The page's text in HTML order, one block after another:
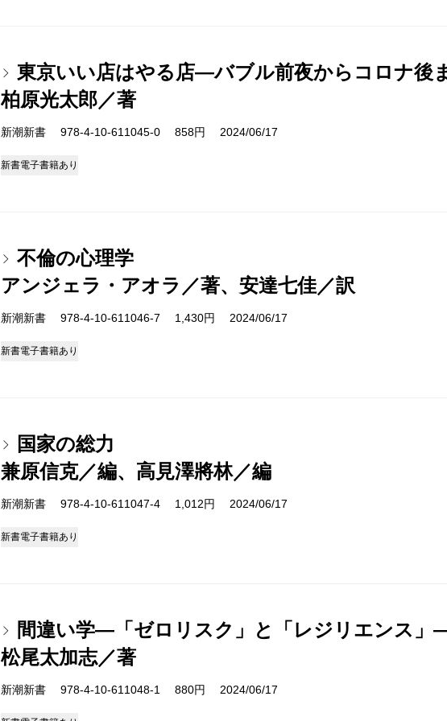
東京いい店はやる店―バブル前夜からコロナ後
柏原光太郎／著
新潮新書 978-4-10-611045-0 858円 2024/06/17
新書電子書籍あり
不倫の心理学
アンジェラ・アオラ／著、安達七佳／訳
新潮新書 978-4-10-611046-7 1,430円 2024/06/17
新書電子書籍あり
国家の総力
兼原信克／編、高見澤將林／編
新潮新書 978-4-10-611047-4 1,012円 2024/06/17
新書電子書籍あり
間違い学―「ゼロリスク」と「レジリエンス」
松尾太加志／著
新潮新書 978-4-10-611048-1 880円 2024/06/17